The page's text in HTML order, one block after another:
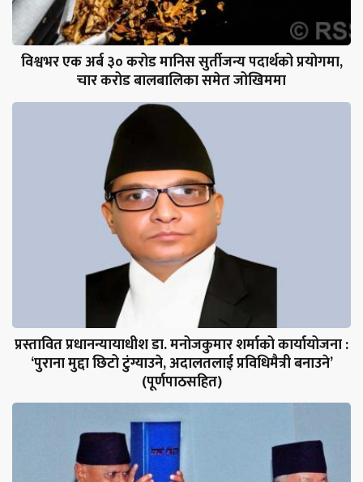
विश्वभर एक अर्ब ३० करोड मानिस सुर्तीजन्य पदार्थको प्रयोगमा,
चार करोड बालबालिका समेत जोखिममा
प्रस्तावित प्रधानन्यायाधीश डा. मनोजकुमार शर्माको कार्यायोजना :
‘पुराना मुद्दा छिटो टुंग्याउने, अदालतलाई प्रविधिमैत्री बनाउने’
(पूर्णपाठसहित)